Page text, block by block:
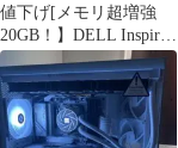
値下げ[メモリ超増強
20GB！】DELL Inspiron
3470 デスクPC